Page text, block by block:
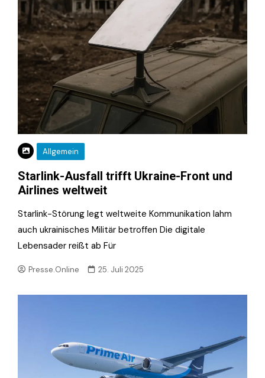
Allgemein
Starlink-Ausfall trifft Ukraine-Front und
Airlines weltweit
Starlink-Störung legt weltweite Kommunikation lahm
auch ukrainisches Militär betroffen Die digitale
Lebensader reißt ab Für
Presse.Online 25. Juli 2025